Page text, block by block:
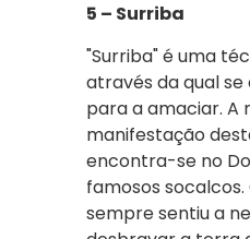
5 – Surriba
"Surriba" é uma
através da qual
para a amaciar. A
manifestação
encontra-se no
famosos
sempre sentiu a